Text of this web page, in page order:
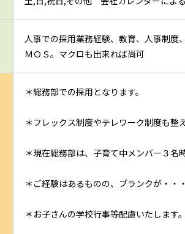
人事での採用業務経験、教育、人事制度
ＭＯＳ。マクロも出来れば尚可
＊総務部での採用となります。
＊フレックス制度やテレワーク制度も整
＊現在総務部は、子育て中メンバー３名
＊ご経験はあるものの、ブランクが・・
＊お子さんの学校行事等配慮いたします。